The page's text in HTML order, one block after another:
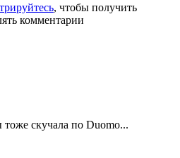
, чтобы получить
комментарии
скучала по Duomo...